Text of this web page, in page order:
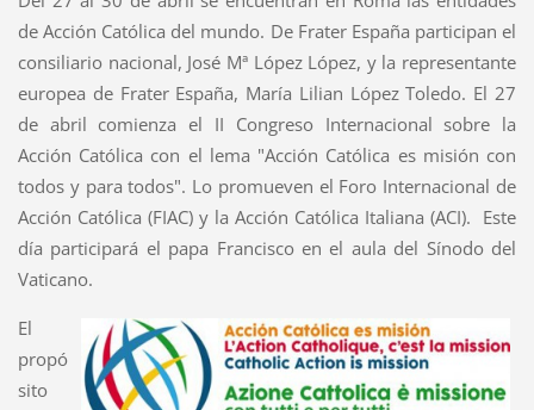
de Acción Católica del mundo. De Frater España participan el
consiliario nacional, José Mª López López, y la representante
europea de Frater España, María Lilian López Toledo. El 27
de abril comienza el II Congreso Internacional sobre la
Acción Católica con el lema "Acción Católica es misión con
todos y para todos". Lo promueven el Foro Internacional de
Acción Católica (FIAC) y la Acción Católica Italiana (ACI). Este
día participará el papa Francisco en el aula del Sínodo del
Vaticano.
El
propó
sito